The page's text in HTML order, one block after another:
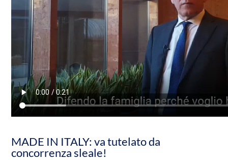
MADE IN ITALY: va tutelato da
concorrenza sleale!